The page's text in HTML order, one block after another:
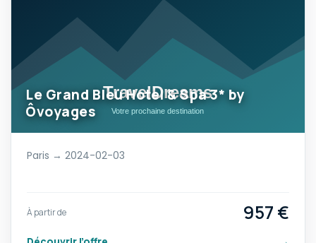
Le Grand Bleu Hotel & Spa 3* by
Ôvoyages
Paris → 2024-02-03
À partir de 957 €